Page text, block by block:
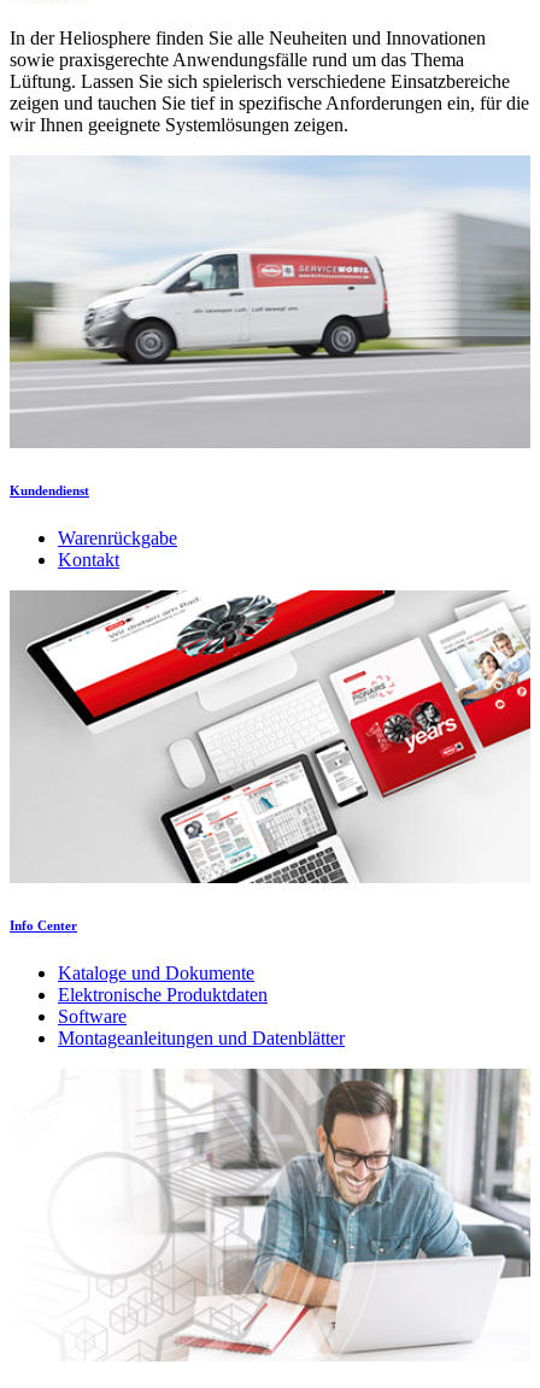
In der Heliosphere finden Sie alle Neuheiten und Innovationen
sowie praxisgerechte Anwendungsfälle rund um das Thema
Lüftung. Lassen Sie sich spielerisch verschiedene Einsatzbereiche
zeigen und tauchen Sie tief in spezifische Anforderungen ein, für die
wir Ihnen geeignete Systemlösungen zeigen.
Kundendienst
Warenrückgabe
Kontakt
Info Center
Kataloge und Dokumente
Elektronische Produktdaten
Software
Montageanleitungen und Datenblätter